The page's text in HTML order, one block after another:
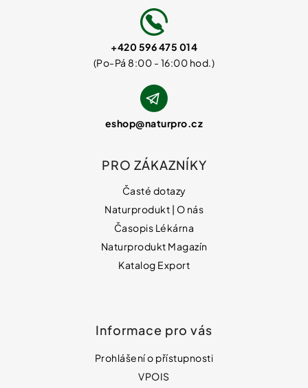
eshop@naturpro.cz
+420 596 475 014
PRO ZÁKAZNÍKY
Časté dotazy
Naturprodukt | O nás
Časopis Lékárna
Naturprodukt Magazín
Katalog Export
Informace pro vás
Prohlášení o přístupnosti
VPOIS